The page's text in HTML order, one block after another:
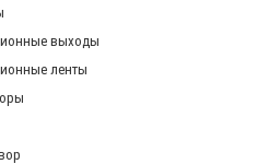
выходы
ленты